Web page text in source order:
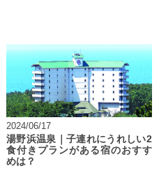
2024/06/17
湯野浜温泉｜子連れにうれしい2
食付きプランがある宿のおすす
めは？